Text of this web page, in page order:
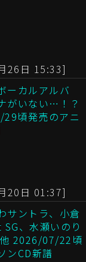
26日 15:33]
ーカルアルバ
がいない…！？
頃発売のアニ
20日 01:37]
サントラ、小倉
、水瀬いのり
2026/07/22頃
ンCD新譜